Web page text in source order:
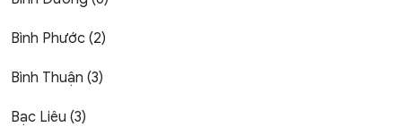
Bình Phước (2)
Bình Thuận (3)
Bạc Liêu (3)